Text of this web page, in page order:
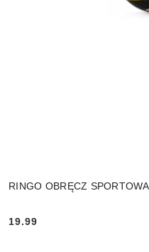
RINGO OBRĘCZ
Cena:
19.99